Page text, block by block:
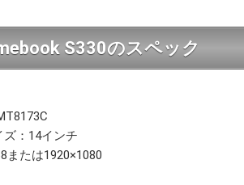
S330のスペック
：14インチ
または1920×1080